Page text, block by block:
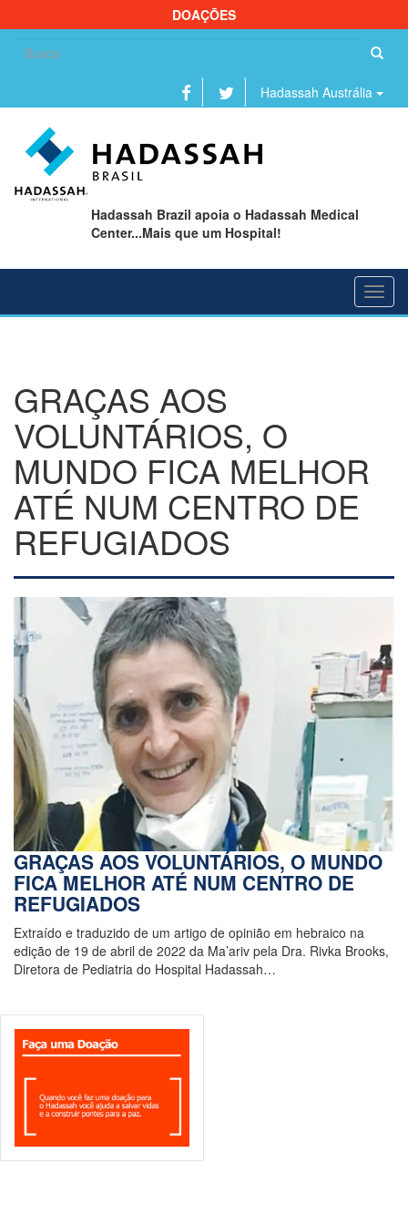
DOAÇÕES
Hadassah Austrália
Hadassah Brazil apoia o Hadassah Medical
Center...Mais que um Hospital!
GRAÇAS AOS
VOLUNTÁRIOS, O
MUNDO FICA MELHOR
ATÉ NUM CENTRO DE
REFUGIADOS
GRAÇAS AOS VOLUNTÁRIOS, O MUNDO
FICA MELHOR ATÉ NUM CENTRO DE
REFUGIADOS
Extraído e traduzido de um artigo de opinião em hebraico na
edição de 19 de abril de 2022 da Ma’ariv pela Dra. Rivka Brooks,
Diretora de Pediatria do Hospital Hadassah…